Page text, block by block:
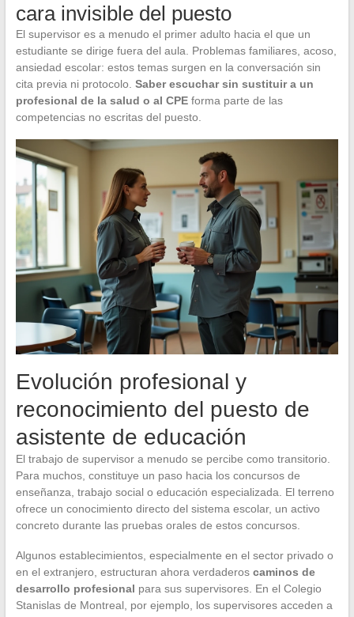
cara invisible del puesto
El supervisor es a menudo el primer adulto hacia el que un
estudiante se dirige fuera del aula. Problemas familiares, acoso,
ansiedad escolar: estos temas surgen en la conversación sin
cita previa ni protocolo. Saber escuchar sin sustituir a un
profesional de la salud o al CPEforma parte de las
competencias no escritas del puesto.
Evolución profesional y
reconocimiento del puesto de
asistente de educación
El trabajo de supervisor a menudo se percibe como transitorio.
Para muchos, constituye un paso hacia los concursos de
enseñanza, trabajo social o educación especializada. El terreno
ofrece un conocimiento directo del sistema escolar, un activo
concreto durante las pruebas orales de estos concursos.
Algunos establecimientos, especialmente en el sector privado o
en el extranjero, estructuran ahora verdaderos caminos de
desarrollo profesional para sus supervisores. En el Colegio
Stanislas de Montreal, por ejemplo, los supervisores acceden a